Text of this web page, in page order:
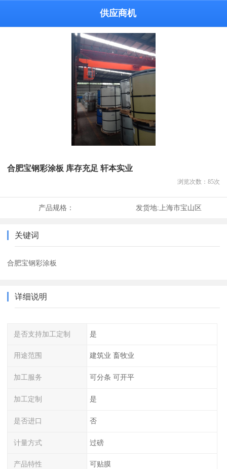
供应商机
合肥宝钢彩涂板 库存充足 轩本实业
浏览次数： 85次
产品规格： 发货地:上海市宝山区
关键词
合肥宝钢彩涂板
详细说明
是否支持加工定制 是
用途范围 建筑业 畜牧业
加工服务 可分条 可开平
加工定制 是
是否进口 否
计量方式 过磅
产品特性 可贴膜